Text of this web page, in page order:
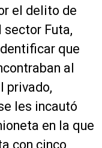
el delito de
sector Futa,
que
al
privado,
les incautó
en la que
con cinco